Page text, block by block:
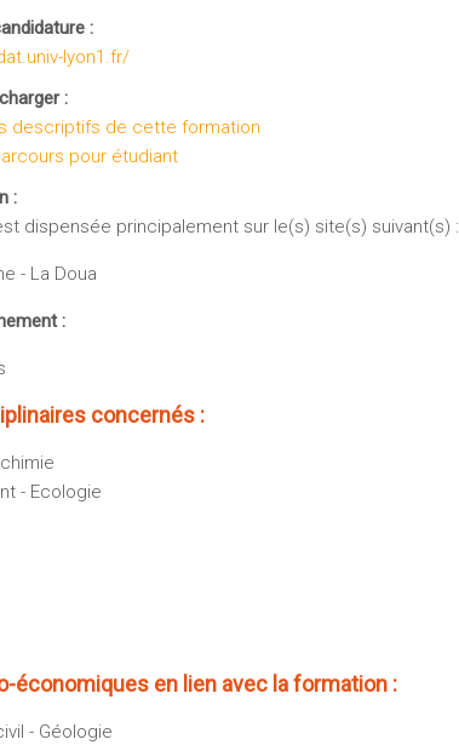
:
lyon1.fr/
:
descriptifs de cette formation
pour étudiant
:
dispensée principalement sur le(s) site(s) suivant(s) :
- La Doua
:
concernés :
- Ecologie
économiques en lien avec la formation :
- Géologie